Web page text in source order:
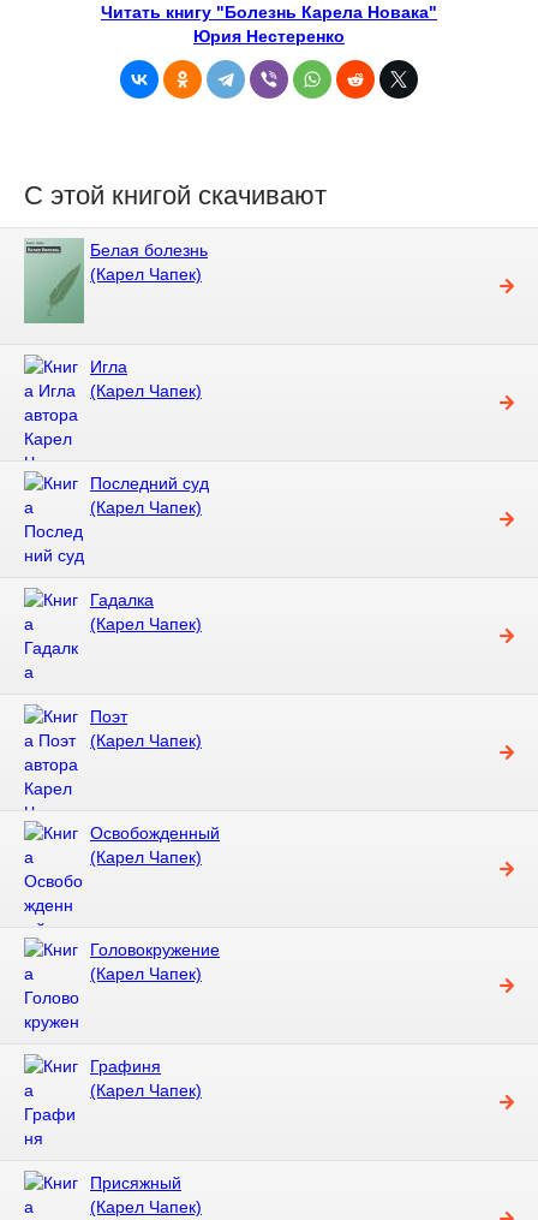
Читать книгу "Болезнь Карела Новака"
Юрия Нестеренко
С этой книгой скачивают
Белая болезнь
(Карел Чапек)
Игла
(Карел Чапек)
Последний суд
(Карел Чапек)
Гадалка
(Карел Чапек)
Поэт
(Карел Чапек)
Освобожденный
(Карел Чапек)
Головокружение
(Карел Чапек)
Графиня
(Карел Чапек)
Присяжный
(Карел Чапек)